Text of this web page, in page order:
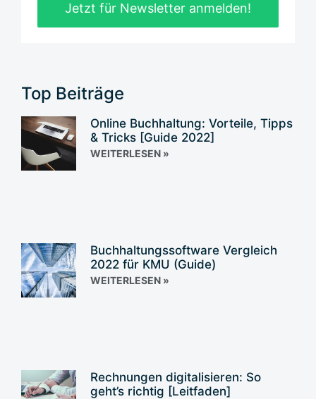
Jetzt für Newsletter anmelden!
Top Beiträge
Online Buchhaltung: Vorteile, Tipps
& Tricks [Guide 2022]
WEITERLESEN »
Buchhaltungssoftware Vergleich
2022 für KMU (Guide)
WEITERLESEN »
Rechnungen digitalisieren: So
geht’s richtig [Leitfaden]